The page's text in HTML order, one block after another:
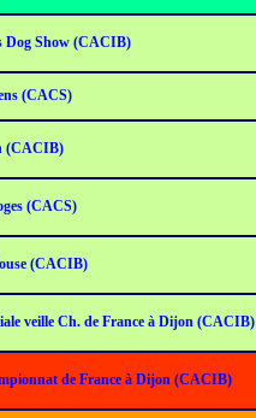
Dog Show (CACIB)
(CACS)
(CACIB)
(CACS)
(CACIB)
veille Ch. de France à Dijon (CACIB)
de France à Dijon (CACIB)